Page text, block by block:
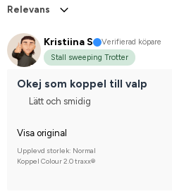
Relevans
Kristiina S
Verifierad köpare
Stall sweeping Trotter
Okej som koppel till valp
Lätt och smidig
Visa original
Upplevd storlek: Normal
Koppel Colour 2.0 traxx®